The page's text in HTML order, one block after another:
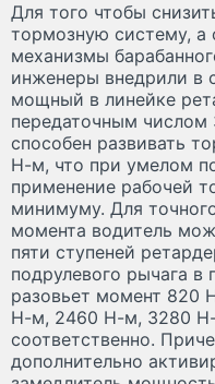
Для того чтобы
тормозную систему,
механизмы
инженеры внедрили в
мощный в линейке
передаточным числом
способен развивать
Н-м, что при умелом
применение рабочей
минимуму. Для
момента водитель
пяти ступеней
подрулевого рычага в
разовьет момент 820
Н-м, 2460 Н-м, 3280
соответственно.
дополнительно